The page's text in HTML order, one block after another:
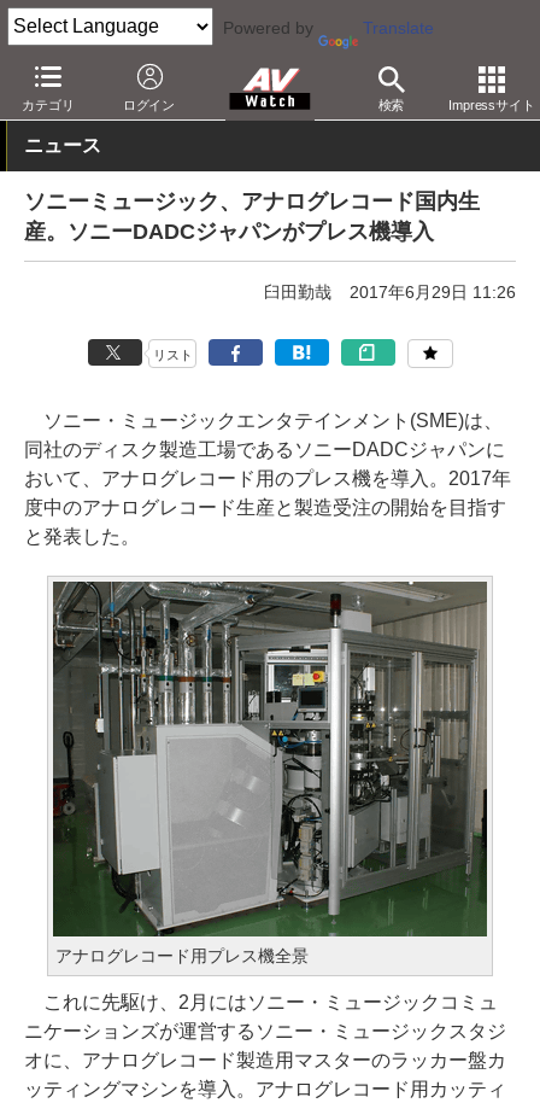
Powered by Translate
カテゴリ ログイン 検索 Impressサイト
AV Watch コンテンツ・サービス CD/SACD/アナログ
ニュース
ソニーミュージック、アナログレコード国内生
産。ソニーDADCジャパンがプレス機導入
臼田勤哉 2017年6月29日 11:26
リスト
ソニー・ミュージックエンタテインメント(SME)は、
同社のディスク製造工場であるソニーDADCジャパンに
おいて、アナログレコード用のプレス機を導入。2017年
度中のアナログレコード生産と製造受注の開始を目指す
と発表した。
アナログレコード用プレス機全景
これに先駆け、2月にはソニー・ミュージックコミュ
ニケーションズが運営するソニー・ミュージックスタジ
オに、アナログレコード製造用マスターのラッカー盤カ
ッティングマシンを導入。アナログレコード用カッティ